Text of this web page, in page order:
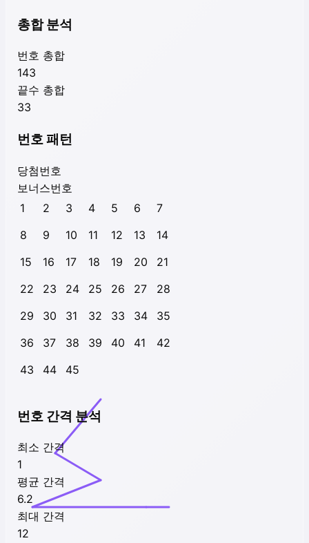
총합 분석
번호 총합
143
끝수 총합
33
번호 패턴
당첨번호
보너스번호
1
2 3 4 5 6
7
8
9 10 11 12 13
14
15
16 17 18 19 20
21
22
23 24 25 26 27
28
29
30 31 32 33 34
35
36
37 38 39 40 41
42
43
44 45
번호 간격 분석
최소 간격
1
평균 간격
6.2
최대 간격
12